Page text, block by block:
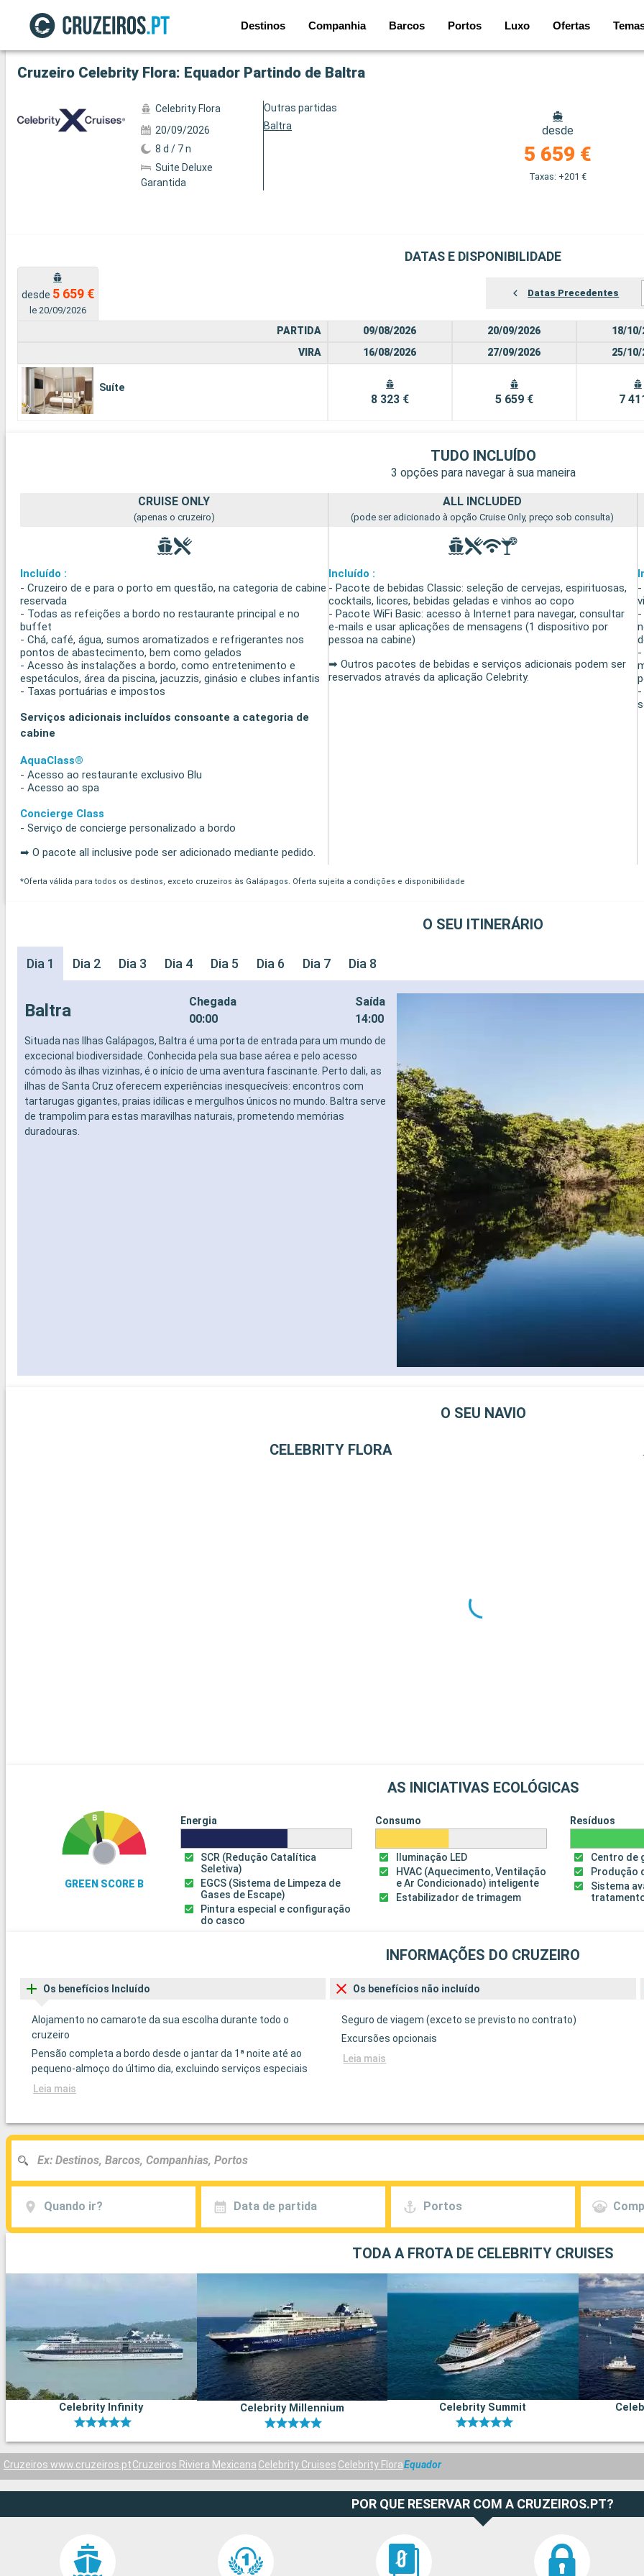
Destinos Companhia Barcos Portos Luxo Ofertas
Ver a 65 fotos
Cruzeiro Celebrity Flora: Equador Partindo de Baltra
Celebrity Flora
20/09/2026
8 d / 7 n
Suite Deluxe
Garantida
Outras partidas
Baltra
desde
5 659 €
Taxas: +201 €
DATAS E DISPONIBILIDADE
desde 5 659 €
le 20/09/2026
Datas Precedentes
PARTIDA
VIRA
Suíte
09/08/2026
16/08/2026
8 323 €
20/09/2026
27/09/2026
5 659 €
18/10/
25/10/
7
TUDO INCLUÍDO
3 opções para navegar à sua maneira
CRUISE ONLY
(apenas o cruzeiro)
Incluído :
- Cruzeiro de e para o porto em questão, na categoria de cabine
reservada
- Todas as refeições a bordo no restaurante principal e no
buffet
- Chá, café, água, sumos aromatizados e refrigerantes nos
pontos de abastecimento, bem como gelados
- Acesso às instalações a bordo, como entretenimento e
espetáculos, área da piscina, jacuzzis, ginásio e clubes infantis
- Taxas portuárias e impostos
Serviços adicionais incluídos consoante a categoria de
cabine
AquaClass®
- Acesso ao restaurante exclusivo Blu
- Acesso ao spa
Concierge Class
- Serviço de concierge personalizado a bordo
➡ O pacote all inclusive pode ser adicionado mediante pedido.
ALL INCLUDED
(pode ser adicionado à opção Cruise Only, preço sob consulta)
Incluído :
- Pacote de bebidas Classic: seleção de cervejas, espirituosas,
cocktails, licores, bebidas geladas e vinhos ao copo
- Pacote WiFi Basic: acesso à Internet para navegar, consultar
e-mails e usar aplicações de mensagens (1 dispositivo por
pessoa na cabine)
➡ Outros pacotes de bebidas e serviços adicionais podem ser
reservados através da aplicação Celebrity.
-
-
-
-
*Oferta válida para todos os destinos, exceto cruzeiros às Galápagos. Oferta sujeita a condições e disponibilidade
O SEU ITINERÁRIO
Dia 1 Dia 2 Dia 3 Dia 4 Dia 5 Dia 6 Dia 7 Dia 8
Baltra
Chegada
00:00
Saída
14:00
Situada nas Ilhas Galápagos, Baltra é uma porta de entrada para um mundo de
excecional biodiversidade. Conhecida pela sua base aérea e pelo acesso
cómodo às ilhas vizinhas, é o início de uma aventura fascinante. Perto dali, as
ilhas de Santa Cruz oferecem experiências inesquecíveis: encontros com
tartarugas gigantes, praias idílicas e mergulhos únicos no mundo. Baltra serve
de trampolim para estas maravilhas naturais, prometendo memórias
duradouras.
O SEU NAVIO
CELEBRITY FLORA
AS INICIATIVAS ECOLÓGICAS
GREEN SCORE B
Energia
SCR (Redução Catalítica
Seletiva)
EGCS (Sistema de Limpeza de
Gases de Escape)
Pintura especial e configuração
do casco
Consumo
Iluminação LED
HVAC (Aquecimento, Ventilação
e Ar Condicionado) inteligente
Estabilizador de trimagem
Resíduos
Centro de
Produção
Sistema
INFORMAÇÕES DO CRUZEIRO
Os benefícios Incluído
Alojamento no camarote da sua escolha durante todo o
cruzeiro
Pensão completa a bordo desde o jantar da 1ª noite até ao
pequeno-almoço do último dia, excluindo serviços especiais
Leia mais
Os benefícios não incluído
Seguro de viagem (exceto se previsto no contrato)
Excursões opcionais
Leia mais
Quando ir? Data de partida Portos
TODA A FROTA DE CELEBRITY CRUISES
Celebrity Infinity Celebrity Millennium Celebrity Summit
Cruzeiros www.cruzeiros.ptCruzeiros Riviera Mexicana Celebrity Cruises Celebrity FloraEquador
POR QUE RESERVAR COM A CRUZEIROS.PT?